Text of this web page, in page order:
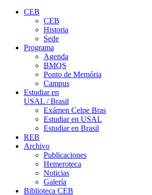
CEB
CEB
Historia
Sede
Programa
Agenda
BMQS
Ponto de Memória
Campus
Estudiar en
USAL / Brasil
Exámen Celpe Bras
Estudiar en USAL
Estudiar en Brasil
REB
Archivo
Publicaciones
Hemeroteca
Noticias
Galería
Biblioteca CEB